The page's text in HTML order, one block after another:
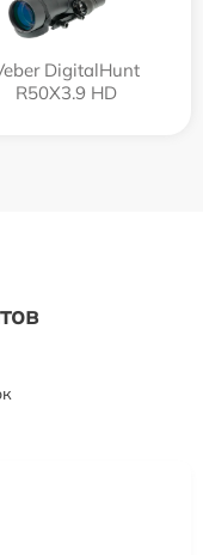
DigitalHunt
R50X3.9 HD